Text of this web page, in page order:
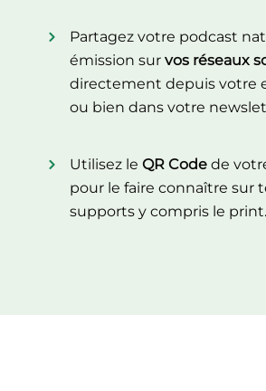
Partagez votre podcast
émission sur vos réseaux
directement depuis votre
ou bien dans votre
Utilisez le QR Codede
pour le faire connaître sur
supports y compris le print.